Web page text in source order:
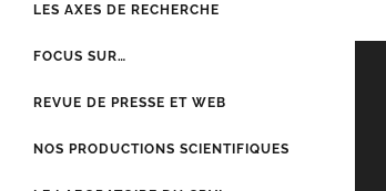
LES AXES DE RECHERCHE
FOCUS SUR…
REVUE DE PRESSE ET WEB
NOS PRODUCTIONS SCIENTIFIQUES